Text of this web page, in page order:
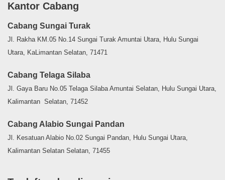
Kantor Cabang
Cabang Sungai Turak
Jl. Rakha KM.05 No.14 Sungai Turak Amuntai Utara, Hulu Sungai
Utara, KaLimantan Selatan, 71471
Cabang Telaga Silaba
Jl. Gaya Baru No.05 Telaga Silaba Amuntai Selatan, Hulu Sungai Utara,
Kalimantan Selatan, 71452
Cabang Alabio Sungai Pandan
Jl. Kesatuan Alabio No.02 Sungai Pandan, Hulu Sungai Utara,
Kalimantan Selatan Selatan, 71455